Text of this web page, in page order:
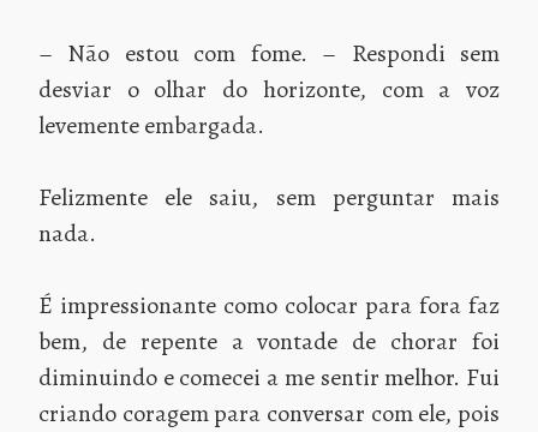
– Não estou com fome. – Respondi sem
desviar o olhar do horizonte, com a voz
levemente embargada.
Felizmente ele saiu, sem perguntar mais
nada.
É impressionante como colocar para fora faz
bem, de repente a vontade de chorar foi
diminuindo e comecei a me sentir melhor. Fui
criando coragem para conversar com ele, pois